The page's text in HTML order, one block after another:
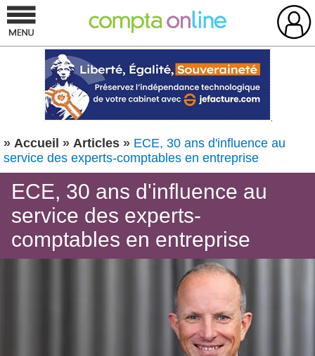
» Accueil » Articles » ECE, 30 ans d'influence au
service des experts-comptables en entreprise
ECE, 30 ans d'influence au
service des experts-
comptables en entreprise